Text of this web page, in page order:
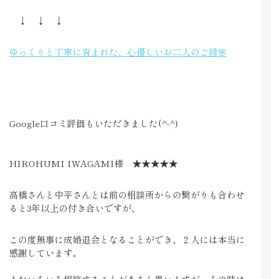
↓ ↓ ↓
ゆっくりと丁寧に育まれた、心優しいお二人のご縁🌸
Google口コミ評価もいただきました(^-^)
HIROHUMI IWAGAMI様 ★★★★★
高橋さんと中平さんとは前の相談所からの繋がりも合わせ
ると3年以上の付き合いですが、
この度無事に成婚退会となることができ、２人には本当に
感謝しています。